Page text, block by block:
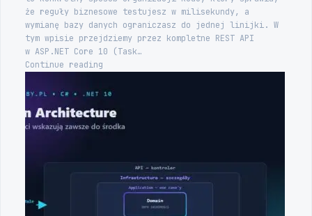
że reguły biznesowe testujesz w milisekundy, a
wymianę bazy danych ograniczasz do jednej linijki. W
tym wpisie przejdziemy przez kompletne REST API
w ASP.NET Core 10 (Task…
Continue reading
w
10
—